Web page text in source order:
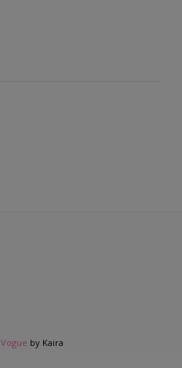
Vogue by Kaira